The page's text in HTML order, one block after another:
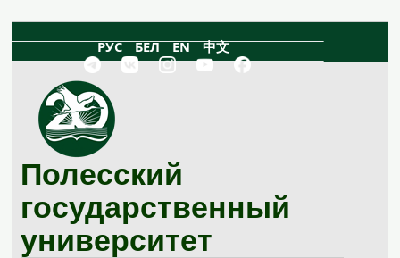
РУС БЕЛ EN 中文
Полесский
государственный
университет